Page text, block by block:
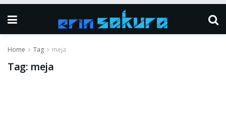
Home Tag meja
Tag: meja